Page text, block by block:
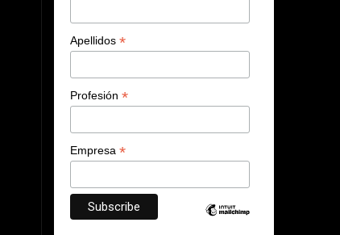
Apellidos*
Profesión*
Empresa*